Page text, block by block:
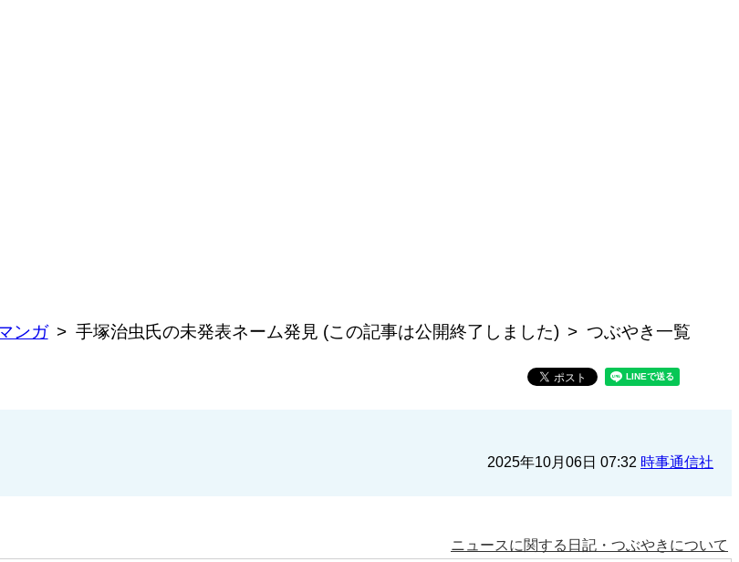
ンガ 手塚治虫氏の未発表ネーム発見 (この記事は公開終了しました) つぶやき一覧
2025年10月06日 07:32 時事通信社
ニュースに関する日記・つぶやきについて